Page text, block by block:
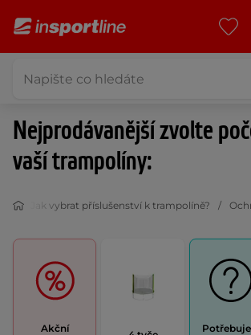
Nejprodávanější zvolte
vaší trampolíny:
Jak vybrat příslušenství k trampolíně?
Akční